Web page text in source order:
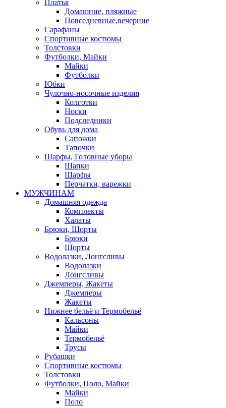
Платья
Домашние, пляжные
Повседневные,вечерние
Сарафаны
Спортивные костюмы
Толстовки
Футболки, Майки
Майки
Футболки
Юбки
Чулочно-носочные изделия
Колготки
Носки
Подследники
Обувь для дома
Сапожки
Тапочки
Шарфы, Головные уборы
Шапки
Шарфы
Перчатки, варежки
МУЖЧИНАМ
Домашняя одежда
Комплекты
Халаты
Брюки, Шорты
Брюки
Шорты
Водолазки, Лонгсливы
Водолазки
Лонгсливы
Джемперы, Жакеты
Джемперы
Жакеты
Нижнее бельё и Термобельё
Кальсоны
Майки
Термобельё
Трусы
Рубашки
Спортивные костюмы
Толстовки
Футболки, Поло, Майки
Майки
Поло